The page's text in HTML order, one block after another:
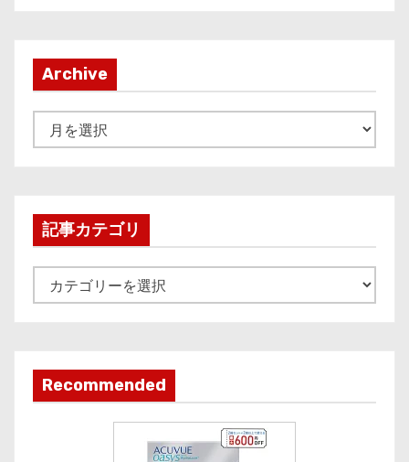
Archive
r
v
記事カテゴリ
事
ゴ
リ
Recommended